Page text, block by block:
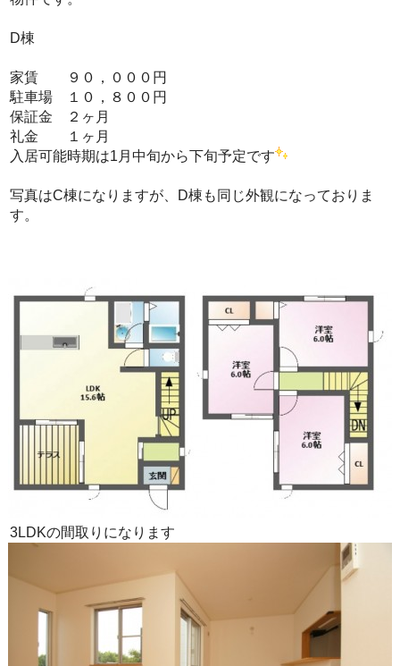
D棟
家賃 ９０，０００円
駐車場 １０，８００円
保証金 ２ヶ月
礼金 １ヶ月
入居可能時期は1月中旬から下旬予定です
写真はC棟になりますが、D棟も同じ外観になっておりま
す。
3LDKの間取りになります